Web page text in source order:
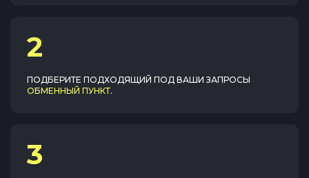
2
ПОДБЕРИТЕ ПОДХОДЯЩИЙ ПОД ВАШИ ЗАПРОСЫ
ОБМЕННЫЙ ПУНКТ.
3